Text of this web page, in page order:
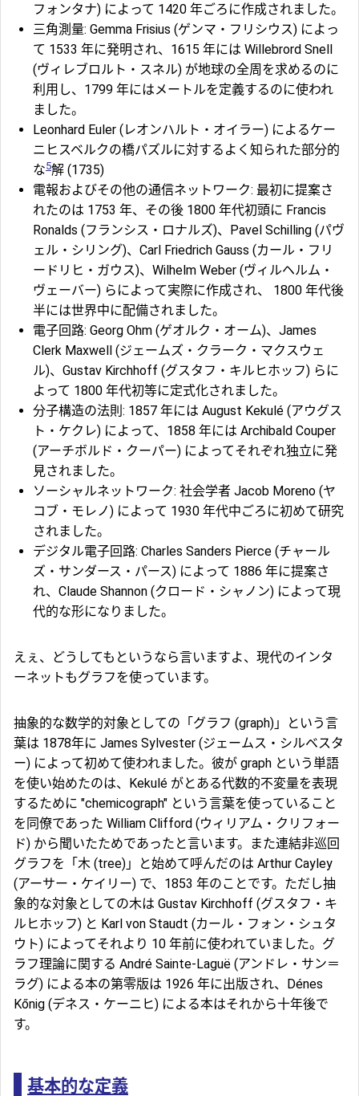
フォンタナ) によって 1420 年ごろに作成されました。
三角測量: Gemma Frisius (ゲンマ・フリシウス) によっ
て 1533 年に発明され、1615 年には Willebrord Snell
(ヴィレブロルト・スネル) が地球の全周を求めるのに
利用し、1799 年にはメートルを定義するのに使われ
ました。
Leonhard Euler (レオンハルト・オイラー) によるケー
ニヒスベルクの橋パズルに対するよく知られた部分的
な5解 (1735)
電報およびその他の通信ネットワーク: 最初に提案さ
れたのは 1753 年、その後 1800 年代初頭に Francis
Ronalds (フランシス・ロナルズ)、Pavel Schilling (パヴ
ェル・シリング)、Carl Friedrich Gauss (カール・フリ
ードリヒ・ガウス)、Wilhelm Weber (ヴィルヘルム・
ヴェーバー) らによって実際に作成され、 1800 年代後
半には世界中に配備されました。
電子回路: Georg Ohm (ゲオルク・オーム)、James
Clerk Maxwell (ジェームズ・クラーク・マクスウェ
ル)、Gustav Kirchhoff (グスタフ・キルヒホッフ) らに
よって 1800 年代初等に定式化されました。
分子構造の法則: 1857 年には August Kekulé (アウグス
ト・ケクレ) によって、1858 年には Archibald Couper
(アーチボルド・クーパー) によってそれぞれ独立に発
見されました。
ソーシャルネットワーク: 社会学者 Jacob Moreno (ヤ
コブ・モレノ) によって 1930 年代中ごろに初めて研究
されました。
デジタル電子回路: Charles Sanders Pierce (チャール
ズ・サンダース・パース) によって 1886 年に提案さ
れ、Claude Shannon (クロード・シャノン) によって現
代的な形になりました。
えぇ、どうしてもというなら言いますよ、現代のインタ
ーネットもグラフを使っています。
抽象的な数学的対象としての「グラフ (graph)」という言
葉は 1878年に James Sylvester (ジェームス・シルベスタ
ー) によって初めて使われました。彼が graph という単語
を使い始めたのは、Kekulé がとある代数的不変量を表現
するために "chemicograph" という言葉を使っていること
を同僚であった William Clifford (ウィリアム・クリフォー
ド) から聞いたためであったと言います。また連結非巡回
グラフを「木 (tree)」と始めて呼んだのは Arthur Cayley
(アーサー・ケイリー) で、1853 年のことです。ただし抽
象的な対象としての木は Gustav Kirchhoff (グスタフ・キ
ルヒホッフ) と Karl von Staudt (カール・フォン・シュタ
ウト) によってそれより 10 年前に使われていました。グ
ラフ理論に関する André Sainte-Laguë (アンドレ・サン＝
ラグ) による本の第零版は 1926 年に出版され、Dénes
Kőnig (デネス・ケーニヒ) による本はそれから十年後で
す。
基本的な定義